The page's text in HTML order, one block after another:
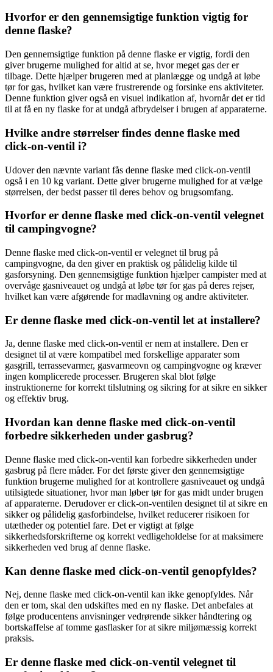
Hvorfor er den gennemsigtige funktion vigtig for
denne flaske?
Den gennemsigtige funktion på denne flaske er vigtig, fordi den
giver brugerne mulighed for altid at se, hvor meget gas der er
tilbage. Dette hjælper brugeren med at planlægge og undgå at løbe
tør for gas, hvilket kan være frustrerende og forsinke ens aktiviteter.
Denne funktion giver også en visuel indikation af, hvornår det er tid
til at få en ny flaske for at undgå afbrydelser i brugen af apparaterne.
Hvilke andre størrelser findes denne flaske med
click-on-ventil i?
Udover den nævnte variant fås denne flaske med click-on-ventil
også i en 10 kg variant. Dette giver brugerne mulighed for at vælge
størrelsen, der bedst passer til deres behov og brugsomfang.
Hvorfor er denne flaske med click-on-ventil velegnet
til campingvogne?
Denne flaske med click-on-ventil er velegnet til brug på
campingvogne, da den giver en praktisk og pålidelig kilde til
gasforsyning. Den gennemsigtige funktion hjælper campister med at
overvåge gasniveauet og undgå at løbe tør for gas på deres rejser,
hvilket kan være afgørende for madlavning og andre aktiviteter.
Er denne flaske med click-on-ventil let at installere?
Ja, denne flaske med click-on-ventil er nem at installere. Den er
designet til at være kompatibel med forskellige apparater som
gasgrill, terrassevarmer, gasvarmeovn og campingvogne og kræver
ingen komplicerede processer. Brugeren skal blot følge
instruktionerne for korrekt tilslutning og sikring for at sikre en sikker
og effektiv brug.
Hvordan kan denne flaske med click-on-ventil
forbedre sikkerheden under gasbrug?
Denne flaske med click-on-ventil kan forbedre sikkerheden under
gasbrug på flere måder. For det første giver den gennemsigtige
funktion brugerne mulighed for at kontrollere gasniveauet og undgå
utilsigtede situationer, hvor man løber tør for gas midt under brugen
af apparaterne. Derudover er click-on-ventilen designet til at sikre en
sikker og pålidelig gasforbindelse, hvilket reducerer risikoen for
utætheder og potentiel fare. Det er vigtigt at følge
sikkerhedsforskrifterne og korrekt vedligeholdelse for at maksimere
sikkerheden ved brug af denne flaske.
Kan denne flaske med click-on-ventil genopfyldes?
Nej, denne flaske med click-on-ventil kan ikke genopfyldes. Når
den er tom, skal den udskiftes med en ny flaske. Det anbefales at
følge producentens anvisninger vedrørende sikker håndtering og
bortskaffelse af tomme gasflasker for at sikre miljømæssig korrekt
praksis.
Er denne flaske med click-on-ventil velegnet til